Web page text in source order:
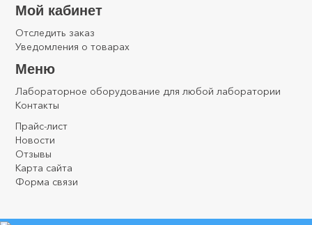
Мой кабинет
Отследить заказ
Уведомления о товарах
Меню
Лабораторное оборудование для любой лаборатории
Контакты
Прайс-лист
Новости
Отзывы
Карта сайта
Форма связи